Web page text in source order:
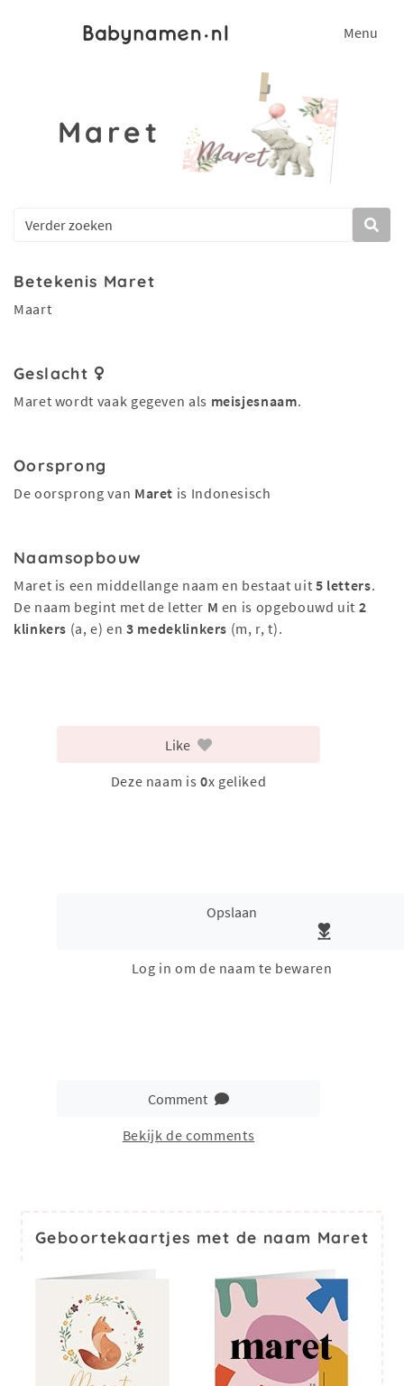
Menu
Maret
Betekenis Maret
Maart
Geslacht
Maret wordt vaak gegeven als meisjesnaam.
Oorsprong
De oorsprong van Maret is Indonesisch
Naamsopbouw
Maret is een middellange naam en bestaat uit 5 letters.
De naam begint met de letter M en is opgebouwd uit 2
klinkers (a, e) en3 medeklinkers (m, r, t).
Like
Deze naam is 0x geliked
Opslaan
Log in om de naam te bewaren
Comment
Bekijk de comments
Geboortekaartjes met de naam Maret